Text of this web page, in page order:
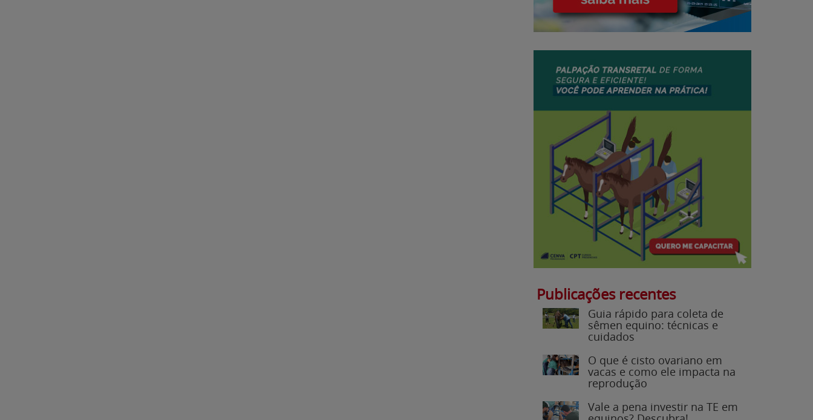
Publicações recentes
Guia rápido para coleta de
sêmen equino: técnicas e
cuidados
O que é cisto ovariano em
vacas e como ele impacta na
reprodução
Vale a pena investir na TE em
equinos? Descubra!